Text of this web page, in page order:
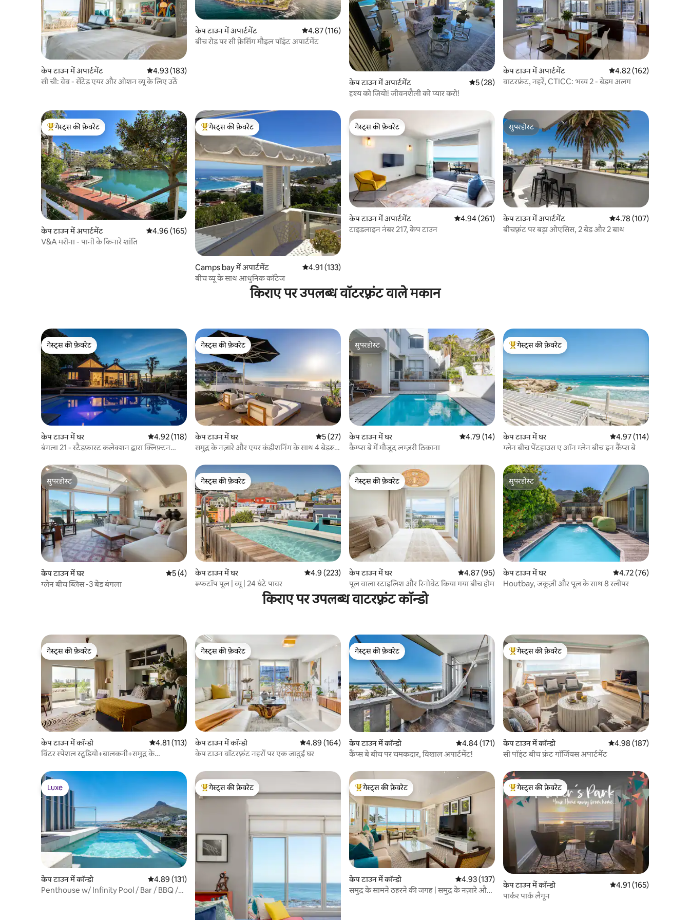
केप टाउन में अपार्टमेंट औसत रेटिंग 5 में से 4.93, 183 समीक्षाएँ
4.93 (183)
सी ची: वेव - सेंटेड एयर और ओशन व्यू के लिए उठें
केप टाउन में अपार्टमेंट औसत रेटिंग 5 में से 4.87, 116 समीक्षाएँ
4.87 (116)
बीच रोड पर सी फ़ेसिंग मौइल पॉइंट अपार्टमेंट
केप टाउन में अपार्टमेंट औसत रेटिंग 5 में से 5, 28 समीक्षाएँ
5 (28)
दृश्य को जियो! जीवनशैली को प्यार करो!
केप टाउन में अपार्टमेंट औसत रेटिंग 5 में से 4.82,
4.82 (162)
वाटरफ्रंट, नहरें, CTICC: भव्य 2 - बेडम अलग
गेस्ट्स का टॉप फ़ेवरेट
गेस्ट्स की फ़ेवरेट
केप टाउन में अपार्टमेंट औसत रेटिंग 5 में से 4.96, 165 समीक्षाएँ
4.96 (165)
V&A मरीना - पानी के किनारे शांति
गेस्ट्स का टॉप फ़ेवरेट
गेस्ट्स की फ़ेवरेट
Camps bay में अपार्टमेंट औसत रेटिंग 5 में से 4.91, 133 समीक्षाएँ
4.91 (133)
बीच व्यू के साथ आधुनिक कॉटेज
गेस्ट्स की फ़ेवरेट
गेस्ट्स की फ़ेवरेट
केप टाउन में अपार्टमेंट औसत रेटिंग 5 में से 4.94, 261 समीक्षाएँ
4.94 (261)
टाइडलाइन नंबर 217, केप टाउन
सुपरहोस्ट
सुपरहोस्ट
केप टाउन में अपार्टमेंट औसत रेटिंग 5 में से 4.78,
4.78 (107)
बीचफ़्रंट पर बड़ा ओएसिस, 2 बेड और 2 बाथ
किराए पर उपलब्ध वॉटरफ़्रंट वाले मकान
गेस्ट्स की फ़ेवरेट
गेस्ट्स की फ़ेवरेट
केप टाउन में घर औसत रेटिंग 5 में से 4.92, 118 समीक्षाएँ
4.92 (118)
बंगला 21 - स्टैडफ़ास्ट कलेक्शन द्वारा क्लिफ़्टन
गेस्ट्स की फ़ेवरेट
गेस्ट्स की फ़ेवरेट
केप टाउन में घर औसत रेटिंग 5 में से 5, 27 समीक्षाएँ
5 (27)
समुद्र के नज़ारे और एयर कंडीशनिंग के साथ 4 बेडरूम
सुपरहोस्ट
सुपरहोस्ट
केप टाउन में घर औसत रेटिंग 5 में से 4.79, 14 समीक्षाएँ
4.79 (14)
कैम्प्स बे में मौजूद लग्ज़री ठिकाना
गेस्ट्स का टॉप फ़ेवरेट
गेस्ट्स की फ़ेवरेट
केप टाउन में घर औसत रेटिंग 5 में से 4.97,
4.97 (114)
ग्लेन बीच पेंटहाउस ए ऑन ग्लेन बीच इन कैंप्स बे
सुपरहोस्ट
सुपरहोस्ट
केप टाउन में घर औसत रेटिंग 5 में से 5, 4 समीक्षाएँ
5 (4)
ग्लेन बीच ब्लिस -3 बेड बंगला
गेस्ट्स की फ़ेवरेट
गेस्ट्स की फ़ेवरेट
केप टाउन में घर औसत रेटिंग 5 में से 4.9, 223 समीक्षाएँ
4.9 (223)
रूफटॉप पूल | व्यू | 24 घंटे पावर
गेस्ट्स की फ़ेवरेट
गेस्ट्स की फ़ेवरेट
केप टाउन में घर औसत रेटिंग 5 में से 4.87, 95 समीक्षाएँ
4.87 (95)
पूल वाला स्टाइलिश और रिनोवेट किया गया बीच होम
सुपरहोस्ट
सुपरहोस्ट
केप टाउन में घर औसत रेटिंग 5 में से 4.72,
4.72 (76)
Houtbay, जकूज़ी और पूल के साथ 8 स्लीपर
किराए पर उपलब्ध वाटरफ़्रंट कॉन्डो
गेस्ट्स की फ़ेवरेट
गेस्ट्स की फ़ेवरेट
केप टाउन में कॉन्डो औसत रेटिंग 5 में से 4.81, 113 समीक्षाएँ
4.81 (113)
विंटर स्पेशल स्टूडियो+बालकनी+समुद्र के
गेस्ट्स की फ़ेवरेट
गेस्ट्स की फ़ेवरेट
केप टाउन में कॉन्डो औसत रेटिंग 5 में से 4.89, 164 समीक्षाएँ
4.89 (164)
केप टाउन वॉटरफ़्रंट नहरों पर एक जादुई घर
गेस्ट्स की फ़ेवरेट
गेस्ट्स की फ़ेवरेट
केप टाउन में कॉन्डो औसत रेटिंग 5 में से 4.84, 171 समीक्षाएँ
4.84 (171)
कैंप्स बे बीच पर चमकदार, विशाल अपार्टमेंट!
गेस्ट्स का टॉप फ़ेवरेट
गेस्ट्स की फ़ेवरेट
केप टाउन में कॉन्डो औसत रेटिंग 5 में से 4.98,
4.98 (187)
सी पॉइंट बीच फ्रंट गॉर्जियस अपार्टमेंट
Luxe
Luxe
केप टाउन में कॉन्डो औसत रेटिंग 5 में से 4.89, 131 समीक्षाएँ
4.89 (131)
Penthouse w/ Infinity Pool / Bar / BBQ /
गेस्ट्स का टॉप फ़ेवरेट
गेस्ट्स की फ़ेवरेट
गेस्ट्स का टॉप फ़ेवरेट
गेस्ट्स की फ़ेवरेट
केप टाउन में कॉन्डो औसत रेटिंग 5 में से 4.93, 137 समीक्षाएँ
4.93 (137)
समुद्र के सामने ठहरने की जगह | समुद्र के नज़ारे और
गेस्ट्स का टॉप फ़ेवरेट
गेस्ट्स की फ़ेवरेट
केप टाउन में कॉन्डो औसत रेटिंग 5 में से 4.91,
4.91 (165)
पार्कर पार्क लैगून